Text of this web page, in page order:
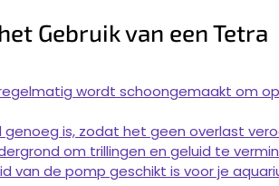
Gebruik van een Tetra
wordt schoongemaakt om
is, zodat het geen overlast
om trillingen en geluid te
van de pomp geschikt is voor je